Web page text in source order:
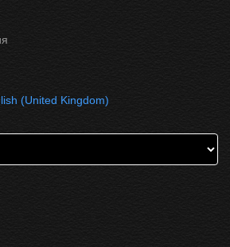
(United Kingdom)